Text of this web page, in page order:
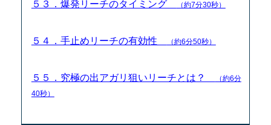
５３．爆発リーチのタイミング （約7分30秒）
５４．手止めリーチの有効性 （約6分50秒）
５５．究極の出アガリ狙いリーチとは？
（約6分
40秒）